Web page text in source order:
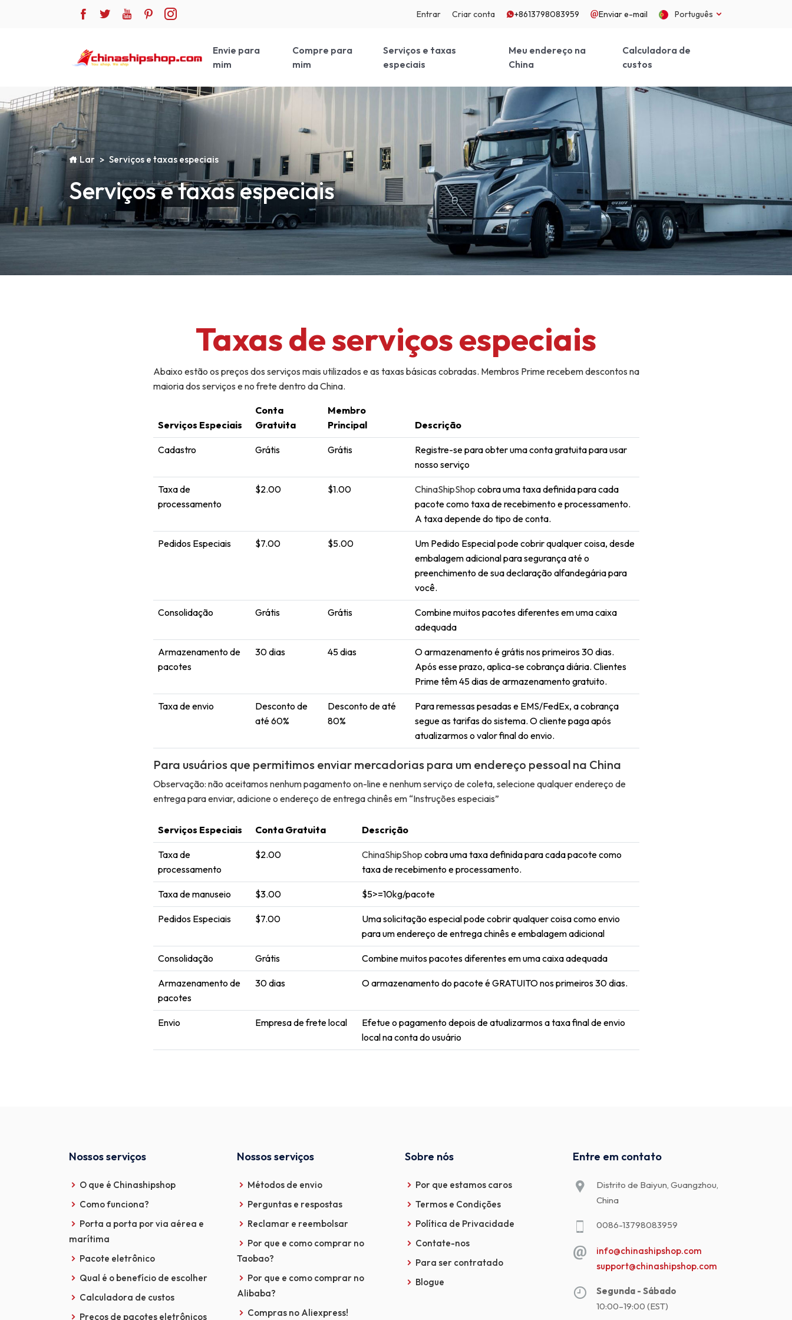
Entrar Criar conta +8613798083959 Enviar e-mail Português
Envie para
mim
Compre para
mim
Serviços e taxas
especiais
Meu endereço na
China
Calculadora de
custos
Lar Serviços e taxas especiais
Serviços e taxas especiais
Taxas de serviços especiais
Abaixo estão os preços dos serviços mais utilizados e as taxas básicas cobradas. Membros Prime recebem descontos na
maioria dos serviços e no frete dentro da China.
Serviços Especiais
Conta
Gratuita
Membro
Principal
Descrição
Cadastro Grátis Grátis
Registre-se para obter uma conta gratuita para usar
nosso serviço
Taxa de
processamento
$2.00 $1.00 ChinaShipShop cobra uma taxa definida para cada
pacote como taxa de recebimento e processamento.
A taxa depende do tipo de conta.
Pedidos Especiais $7.00 $5.00
Um Pedido Especial pode cobrir qualquer coisa, desde
embalagem adicional para segurança até o
preenchimento de sua declaração alfandegária para
você.
Consolidação Grátis Grátis
Combine muitos pacotes diferentes em uma caixa
adequada
Armazenamento de
pacotes
30 dias 45 dias
O armazenamento é grátis nos primeiros 30 dias.
Após esse prazo, aplica-se cobrança diária. Clientes
Prime têm 45 dias de armazenamento gratuito.
Taxa de envio
Desconto de
até 60%
Desconto de até
80%
Para remessas pesadas e EMS/FedEx, a cobrança
segue as tarifas do sistema. O cliente paga após
atualizarmos o valor final do envio.
Para usuários que permitimos enviar mercadorias para um endereço pessoal na China
Observação: não aceitamos nenhum pagamento on-line e nenhum serviço de coleta, selecione qualquer endereço de
entrega para enviar, adicione o endereço de entrega chinês em “Instruções especiais”
Serviços Especiais Conta Gratuita Descrição
Taxa de
processamento
$2.00 ChinaShipShop cobra uma taxa definida para cada pacote como
taxa de recebimento e processamento.
Taxa de manuseio $3.00 $5>=10kg/pacote
Pedidos Especiais $7.00
Uma solicitação especial pode cobrir qualquer coisa como envio
para um endereço de entrega chinês e embalagem adicional
Consolidação Grátis Combine muitos pacotes diferentes em uma caixa adequada
Armazenamento de
pacotes
30 dias O armazenamento do pacote é GRATUITO nos primeiros 30 dias.
Envio Empresa de frete local
Efetue o pagamento depois de atualizarmos a taxa final de envio
local na conta do usuário
Nossos serviços
O que é Chinashipshop
Como funciona?
Porta a porta por via aérea e
marítima
Pacote eletrônico
Qual é o benefício de escolher
Calculadora de custos
Preços de pacotes eletrônicos
Nossos serviços
Métodos de envio
Perguntas e respostas
Reclamar e reembolsar
Por que e como comprar no
Taobao?
Por que e como comprar no
Alibaba?
Compras no Aliexpress!
Sobre nós
Por que estamos caros
Termos e Condições
Política de Privacidade
Contate-nos
Para ser contratado
Blogue
Entre em contato
Distrito de Baiyun, Guangzhou,
China
0086-13798083959
info@chinashipshop.com
support@chinashipshop.com
Segunda - Sábado
10:00–19:00 (EST)